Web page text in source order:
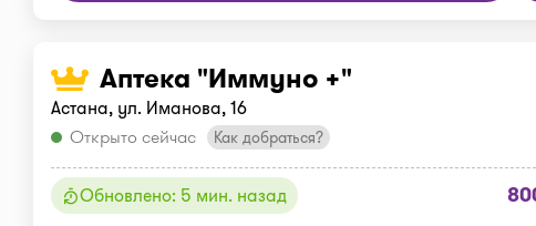
Аптека "Иммуно +"
Астана, ул. Иманова, 16
Открыто сейчас
Как добраться?
Обновлено: 5 мин. назад